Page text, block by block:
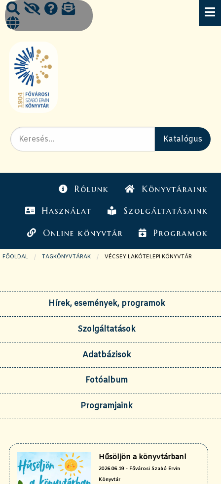
Rólunk Könyvtáraink
Használat Szolgáltatásaink
Online könyvtár Programok
FŐOLDAL TAGKÖNYVTÁRAK JELENLEGI OLDAL:
VÉCSEY LAKÓTELEPI KÖNYVTÁR
Hírek, események, programok
Szolgáltatások
Adatbázisok
Fotóalbum
Programjaink
Hűsöljön a könyvtárban!
2026.06.19 - Fővárosi Szabó Ervin
Könyvtár